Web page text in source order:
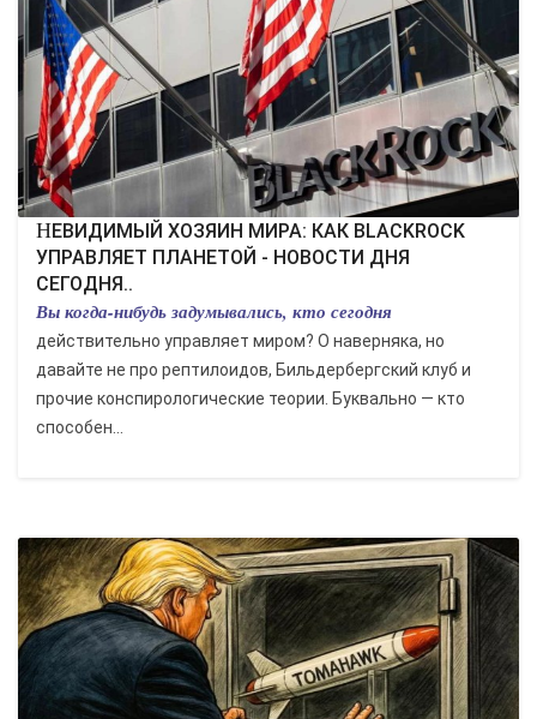
СПОРТ
ВОЕННЫЕ ДЕЙСТВИЯ
ПРОИСШЕСТВИЯ
НЕВИДИМЫЙ ХОЗЯИН МИРА: КАК BLACKROCK
УПРАВЛЯЕТ ПЛАНЕТОЙ - НОВОСТИ ДНЯ
СЕГОДНЯ..
Вы когда-нибудь задумывались, кто сегодня
действительно управляет миром? О наверняка, но
давайте не про рептилоидов, Бильдербергский клуб и
прочие конспирологические теории. Буквально — кто
способен...